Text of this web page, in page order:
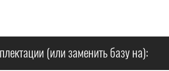
(или заменить базу на):